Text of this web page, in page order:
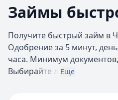
Займы
Получите быстрый займ в
Одобрение за 5 минут,
часа. Минимум
Выбирайте л Еще